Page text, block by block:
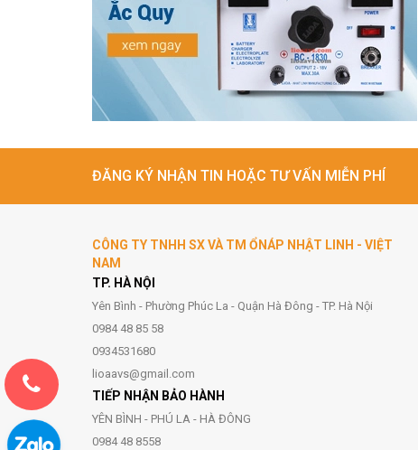
ĐĂNG KÝ NHẬN TIN HOẶC TƯ VẤN MIỄN PHÍ
CÔNG TY TNHH SX VÀ TM ỔNÁP NHẬT LINH - VIỆT
NAM
TP. HÀ NỘI
Yên Bình - Phường Phúc La - Quận Hà Đông - TP. Hà Nội
0984 48 85 58
0934531680
lioaavs@gmail.com
TIẾP NHẬN BẢO HÀNH
YÊN BÌNH - PHÚ LA - HÀ ĐÔNG
0984 48 8558